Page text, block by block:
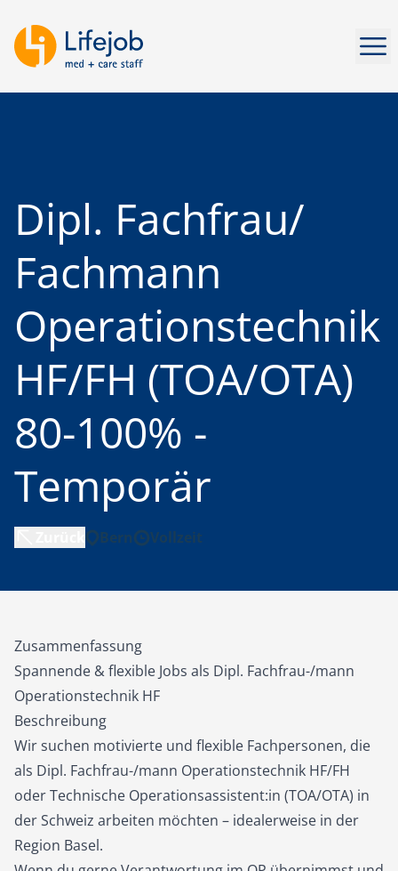
Dipl. Fachfrau/
Fachmann
Operationstechnik
HF/FH (TOA/OTA)
80-100% -
Temporär
Bern Vollzeit
Zusammenfassung
Spannende & flexible Jobs als Dipl. Fachfrau-/mann
Operationstechnik HF
Beschreibung
Wir suchen motivierte und flexible Fachpersonen, die
als Dipl. Fachfrau-/mann Operationstechnik HF/FH
oder Technische Operationsassistent:in (TOA/OTA) in
der Schweiz arbeiten möchten – idealerweise in der
Region Basel.